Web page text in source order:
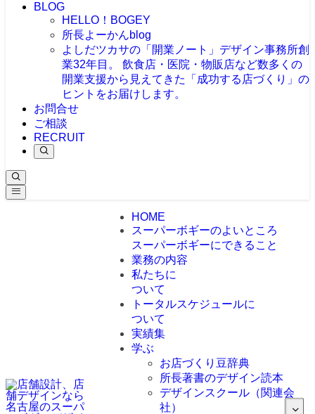
BLOG
HELLO！BOGEY
所長よーかんblog
よしだツカサの「開業ノート」 デザイン事務所創
業32年目。 飲食店・医院・物販店など数多くの
開業支援から見えてきた「成功する店づくり」の
ヒントをお届けします。
お問合せ
ご相談
RECRUIT
HOME
スーパーボギーのよいところ
スーパーボギーにできること
業務の内容
私たちに
ついて
トータルスケジュールに
ついて
実績集
学ぶ
お店づくり豆辞典
所長著書のデザイン読本
デザインスクール（関連会
社）